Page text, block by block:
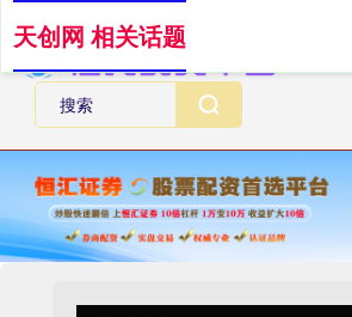
天创网 相关话题